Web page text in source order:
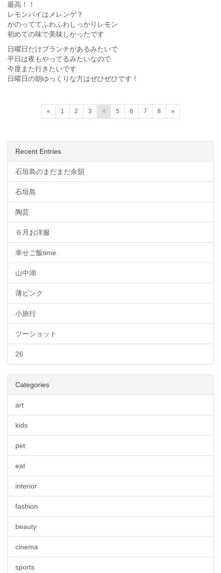
最高！！
レモンパイはメレンゲ？
がのっててふわふわしっかりレモン
初めての味で美味しかったです
日曜日だけブランチがあるみたいで
平日は夜もやってるみたいなので
今度また行きたいです
日曜日の朝ゆっくりな方はぜひぜひです！
« 1 2 3 4 5 6 7 8 »
Recent Entries
石垣島のまだまだ余韻
石垣島
陶芸
６月お洋服
幸せご飯time
山中湖
薄ピンク
小旅行
ツーショット
26
Categories
art
kids
pet
eat
interior
fashion
beauty
cinema
sports